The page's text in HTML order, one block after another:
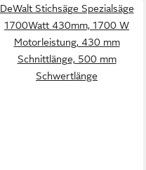
DeWalt Stichsäge Spezialsäge
1700Watt 430mm, 1700 W
Motorleistung, 430 mm
Schnittlänge, 500 mm
Schwertlänge